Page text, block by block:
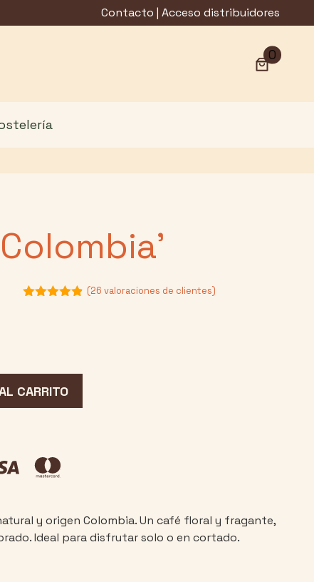
Contacto | Acceso distribuidores
0
(26 valoraciones de clientes)
CARRITO
y origen Colombia. Un café floral y fragante,
Ideal para disfrutar solo o en cortado.